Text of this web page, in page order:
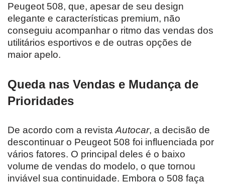
Peugeot 508, que, apesar de seu design
elegante e características premium, não
conseguiu acompanhar o ritmo das vendas dos
utilitários esportivos e de outras opções de
maior apelo.
Queda nas Vendas e Mudança de
Prioridades
De acordo com a revista Autocar, a decisão de
descontinuar o Peugeot 508 foi influenciada por
vários fatores. O principal deles é o baixo
volume de vendas do modelo, o que tornou
inviável sua continuidade. Embora o 508 faça